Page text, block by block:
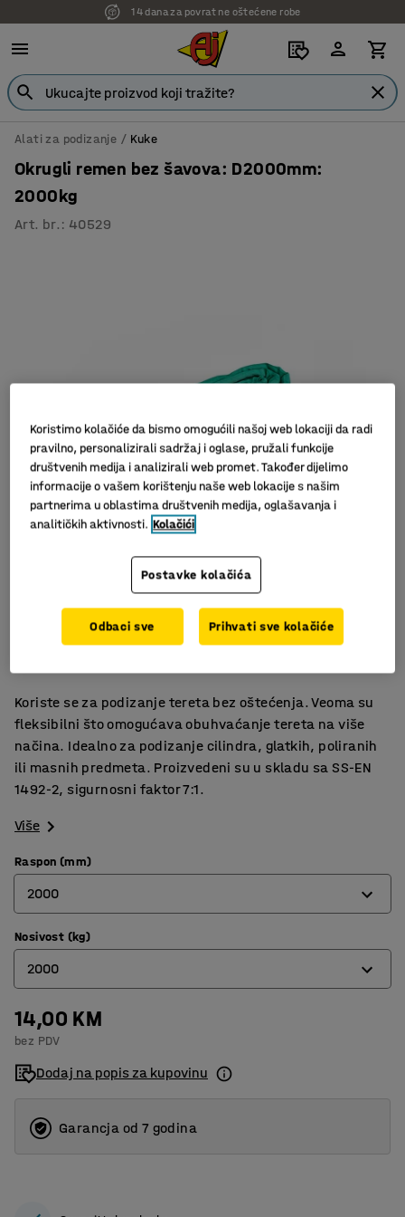
Alati za podizanje Kuke
Okrugli remen bez šavova: D2000mm:
2000kg
Art. br. : 40529
Slični proizvodi
Okrugli remen
Koriste se za podizanje tereta bez oštećenja. Veoma su
fleksibilni što omogućava obuhvaćanje tereta na više
načina. Idealno za podizanje cilindra, glatkih, poliranih
ili masnih predmeta. Proizvedeni su u skladu sa SS-EN
1492-2, sigurnosni faktor 7:1.
Više
Raspon (mm)
2000
2000
4000
6000
8000
Nosivost (kg)
2000
1000
2000
3000
5000
14,00 KM
bez PDV
Dodaj na popis za kupovinu
Garancja od 7 godina
Koristimo kolačiće da bismo omogućili našoj web lokaciji da radi
pravilno, personalizirali sadržaj i oglase, pružali funkcije
društvenih medija i analizirali web promet. Također dijelimo
informacije o vašem korištenju naše web lokacije s našim
partnerima u oblastima društvenih medija, oglašavanja i
analitičkih aktivnosti. Kolačići
Postavke kolačića
Odbaci sve Prihvati sve kolačiće